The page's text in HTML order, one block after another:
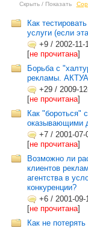
Скрыть / Показать
Как
услуги (если
+9 / 2002-11-
[не прочитана]
Борьба с
рекламы.
+29 / 2009-
[не прочитана]
Как "бороться"
оказывающими
+7 / 2001-07-
[не прочитана]
Возможно ли
клиентов
агентства в
конкуренции?
+6 / 2001-09-
[не прочитана]
Как не